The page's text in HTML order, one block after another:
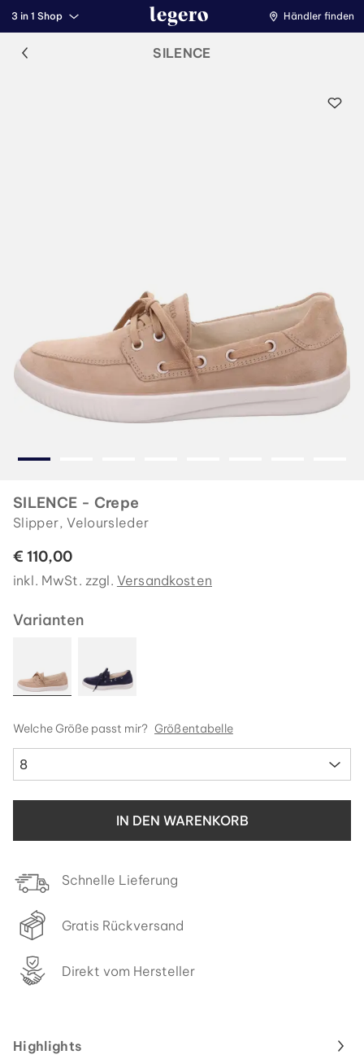
3 in 1 Shop Händler finden
SILENCE
SILENCE - Crepe
Slipper, Veloursleder
€ 110,00
inkl. MwSt. zzgl. Versandkosten
Varianten
Welche Größe passt mir? Größentabelle
8
IN DEN WARENKORB
Schnelle Lieferung
Gratis Rückversand
Direkt vom Hersteller
Highlights